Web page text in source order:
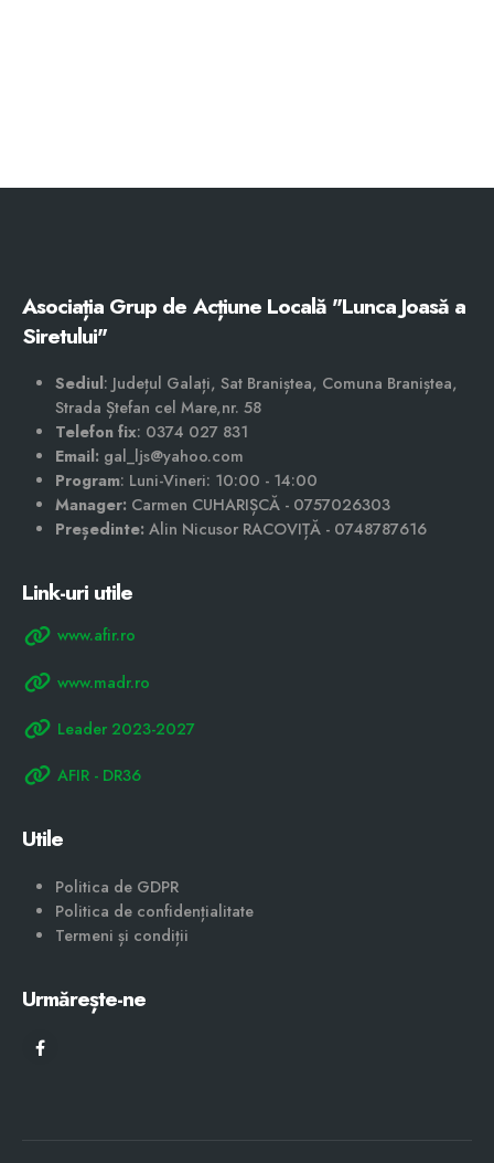
Asociația Grup de Acțiune Locală "Lunca Joasă a
Siretului"
Sediul: Județul Galați, Sat Braniștea, Comuna Braniștea,
Strada Ștefan cel Mare,nr. 58
Telefon fix: 0374 027 831
Email: gal_ljs@yahoo.com
Program: Luni-Vineri: 10:00 - 14:00
Manager: Carmen CUHARIȘCĂ - 0757026303
Președinte: Alin Nicusor RACOVIȚĂ - 0748787616
Link-uri utile
www.afir.ro
www.madr.ro
Leader 2023-2027
AFIR - DR36
Utile
Politica de GDPR
Politica de confidențialitate
Termeni și condiții
Urmărește-ne